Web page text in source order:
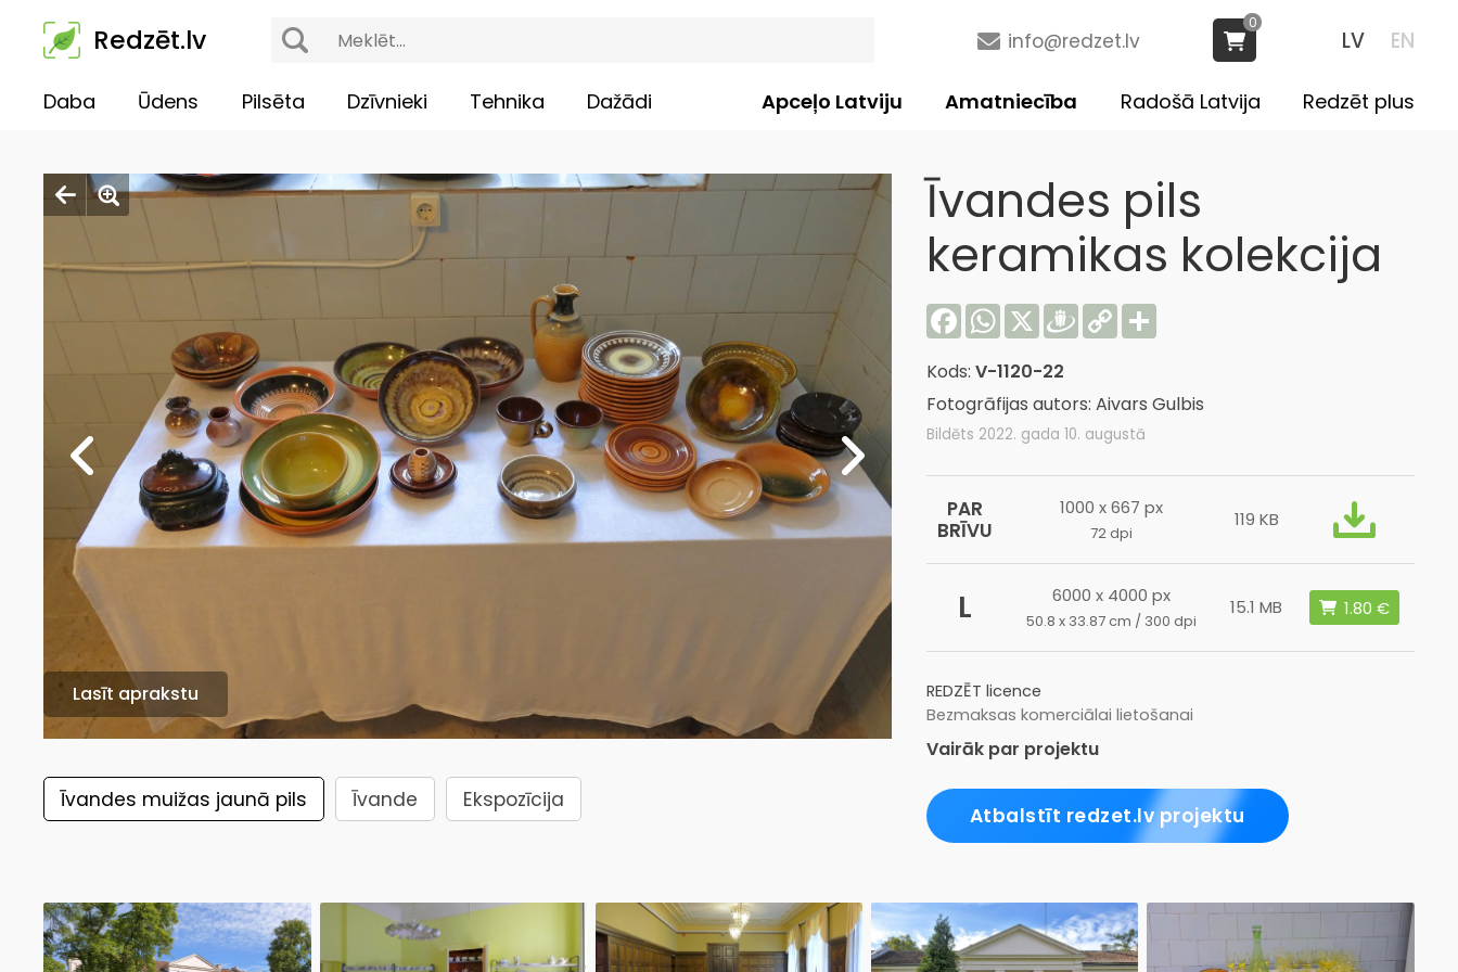
Redzēt.lv LV EN
info@redzet.lv
0
Daba Ūdens Pilsēta Dzīvnieki Tehnika Dažādi Redzēt plus
Radošā Latvija
Amatniecība
Apceļo Latviju
Lasīt aprakstu
Īvandes muižas jaunā pils Īvande Ekspozīcija
Īvandes pils
keramikas kolekcija
Facebook
WhatsApp
X Draugiem
Copy
Link
Share
Kods: V-1120-22
Fotogrāfijas autors: Aivars Gulbis
Bildēts 2022. gada 10. augustā
PAR
BRĪVU
1000 x 667 px
72 dpi
119 KB
L 6000 x 4000 px
50.8 x 33.87 cm / 300 dpi
15.1 MB
REDZĒT licence
Bezmaksas komerciālai lietošanai
Vairāk par projektu
Atbalstīt redzet.lv projektu